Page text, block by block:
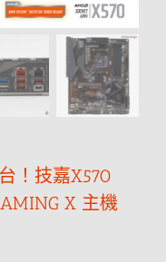
！技嘉X570
X 主機